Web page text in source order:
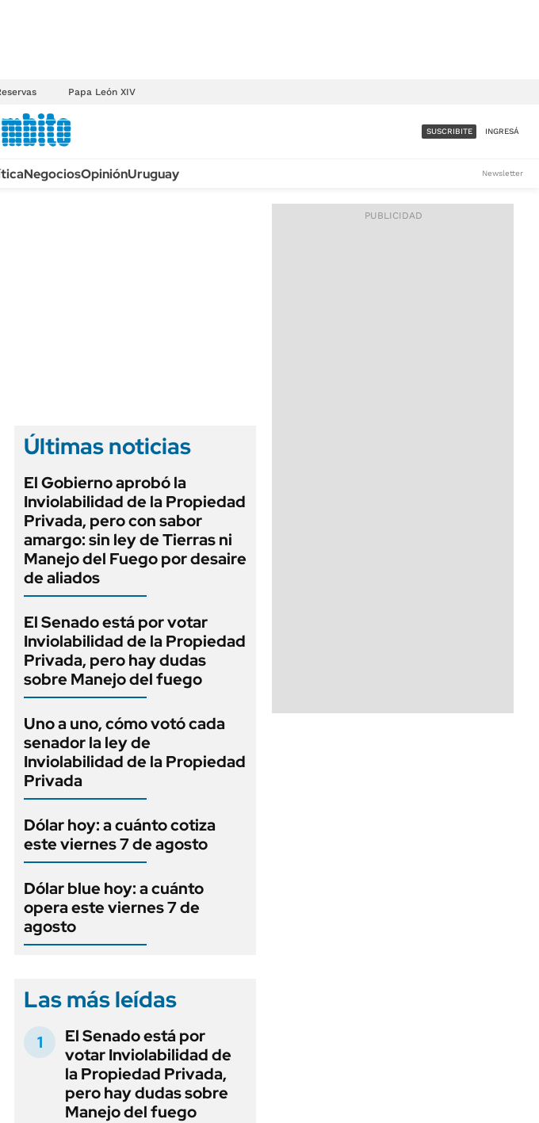
Papa León XIV
ACCESO FULL - $1.800/MES
SUSCRIBITE INGRESÁ
NegociosOpiniónUruguay Newsletter
Últimas noticias
El Gobierno aprobó la
Inviolabilidad de la Propiedad
Privada, pero con sabor
amargo: sin ley de Tierras ni
Manejo del Fuego por desaire
de aliados
El Senado está por votar
Inviolabilidad de la Propiedad
Privada, pero hay dudas
sobre Manejo del fuego
Uno a uno, cómo votó cada
senador la ley de
Inviolabilidad de la Propiedad
Privada
Dólar hoy: a cuánto cotiza
este viernes 7 de agosto
Dólar blue hoy: a cuánto
opera este viernes 7 de
agosto
Las más leídas
El Senado está por
votar Inviolabilidad de
la Propiedad Privada,
pero hay dudas sobre
Manejo del fuego